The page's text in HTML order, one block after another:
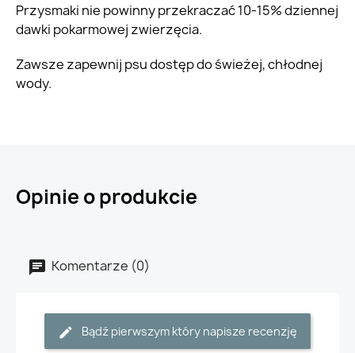
Przysmaki nie powinny przekraczać 10-15% dziennej
dawki pokarmowej zwierzęcia.
Zawsze zapewnij psu dostęp do świeżej, chłodnej
wody.
Opinie o produkcie
Komentarze (0)
Bądź pierwszym który napisze recenzję